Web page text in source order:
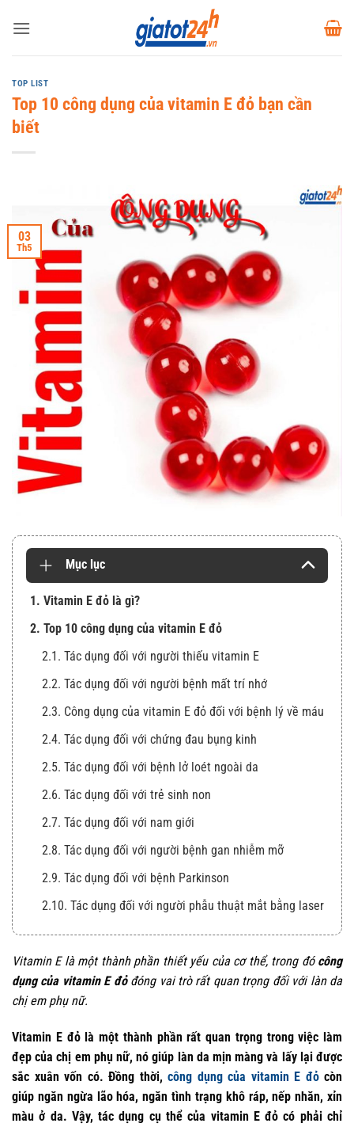
qua
TOP LIST
Top 10 công dụng của vitamin E đỏ bạn cần
biết
03
Th5
Mục lục
1. Vitamin E đỏ là gì?
2. Top 10 công dụng của vitamin E đỏ
2.1. Tác dụng đối với người thiếu vitamin E
2.2. Tác dụng đối với người bệnh mất trí nhớ
2.3. Công dụng của vitamin E đỏ đối với bệnh lý về máu
2.4. Tác dụng đối với chứng đau bụng kinh
2.5. Tác dụng đối với bệnh lở loét ngoài da
2.6. Tác dụng đối với trẻ sinh non
2.7. Tác dụng đối với nam giới
2.8. Tác dụng đối với người bệnh gan nhiễm mỡ
2.9. Tác dụng đối với bệnh Parkinson
2.10. Tác dụng đối với người phẫu thuật mắt bằng laser
Vitamin E là một thành phần thiết yếu của cơ thể, trong đó công
dụng của vitamin E đỏđóng vai trò rất quan trọng đối với làn da
chị em phụ nữ.
Vitamin E đỏ là một thành phần rất quan trọng trong việc làm
đẹp của chị em phụ nữ, nó giúp làn da mịn màng và lấy lại được
sắc xuân vốn có. Đồng thời, công dụng của vitamin E đỏcòn
giúp ngăn ngừa lão hóa, ngăn tình trạng khô ráp, nếp nhăn, xỉn
màu ở da. Vậy, tác dụng cụ thể của vitamin E đỏ có phải chỉ